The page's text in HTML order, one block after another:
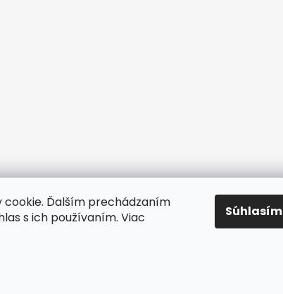
Ďalším prechádzaním
s ich používaním. Viac
Súhlasím